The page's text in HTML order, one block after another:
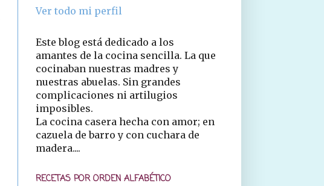
Ver todo mi perfil
Este blog está dedicado a los
amantes de la cocina sencilla. La que
cocinaban nuestras madres y
nuestras abuelas. Sin grandes
complicaciones ni artilugios
imposibles.
La cocina casera hecha con amor; en
cazuela de barro y con cuchara de
madera....
RECETAS POR ORDEN ALFABÉTICO